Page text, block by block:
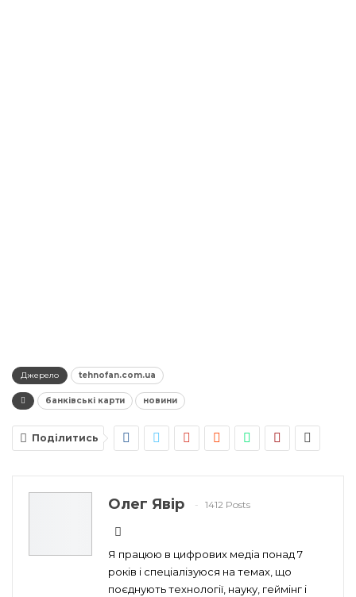
Джерело tehnofan.com.ua
банківські карти новини
Поділитись
Олег Явір 1412 Posts
Я працюю в цифрових медіа понад 7
років і спеціалізуюся на темах, що
поєднують технології, науку, геймінг і